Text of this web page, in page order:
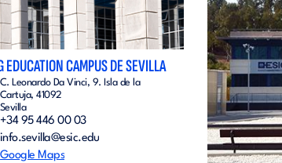
EDUCATION CAMPUS DE SEVILLA
C. Leonardo Da Vinci, 9. Isla de la
Cartuja, 41092
Sevilla
+34 95 446 00 03
info.sevilla@esic.edu
Google Maps